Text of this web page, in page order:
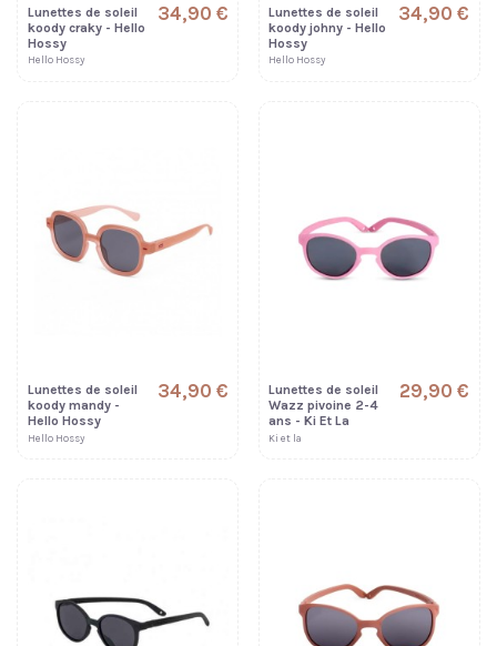
Lunettes de soleil
koody craky - Hello
Hossy
Hello Hossy
34,90 €
Lunettes de soleil
koody johny - Hello
Hossy
Hello Hossy
34,90 €
Lunettes de soleil
koody mandy -
Hello Hossy
Hello Hossy
34,90 €
Lunettes de soleil
Wazz pivoine 2-4
ans - Ki Et La
Ki et la
29,90 €